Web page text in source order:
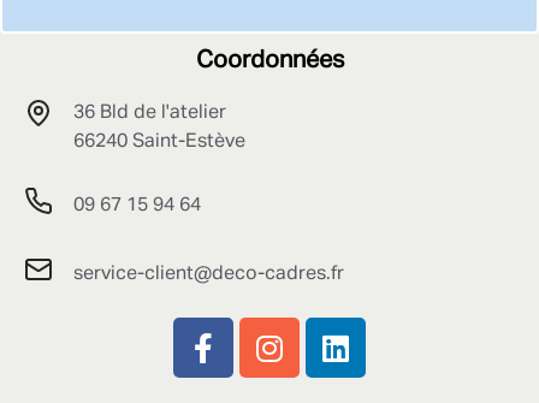
Coordonnées
36 Bld de l'atelier
66240 Saint-Estève
09 67 15 94 64
service-client@deco-cadres.fr